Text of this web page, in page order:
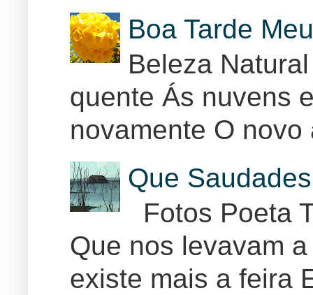
Boa Tarde
Beleza
quente Ás nuvens
novamente O
Que
Fotos Poeta
Que nos levavam
existe mais a feira